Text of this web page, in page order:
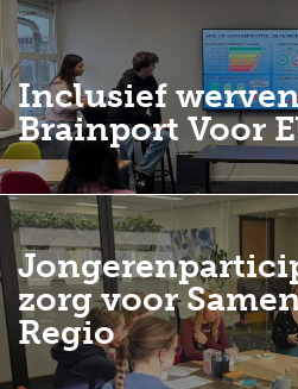
Inclusief
Brainport Voor
zorg voor
Regio